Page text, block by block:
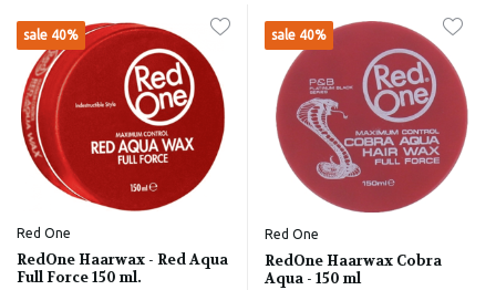
sale 40%
Red One
RedOne Haarwax - Red Aqua
Full Force 150 ml.
sale 40%
Red One
RedOne Haarwax Cobra
Aqua - 150 ml